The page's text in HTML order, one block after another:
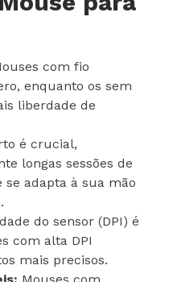
com fio
enquanto os sem
liberdade de
é crucial,
longas sessões de
se adapta à sua mão
do sensor (DPI) é
com alta DPI
mais precisos.